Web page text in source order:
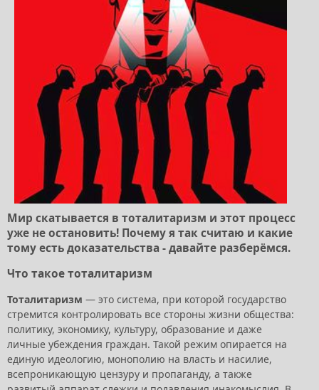
Мир скатывается в тоталитаризм и этот процесс
уже не остановить! Почему я так считаю и какие
тому есть доказательства - давайте разберёмся.
Что такое тоталитаризм
Тоталитаризм — это система, при которой государство
стремится контролировать все стороны жизни общества:
политику, экономику, культуру, образование и даже
личные убеждения граждан. Такой режим опирается на
единую идеологию, монополию на власть и насилие,
всепроникающую цензуру и пропаганду, а также